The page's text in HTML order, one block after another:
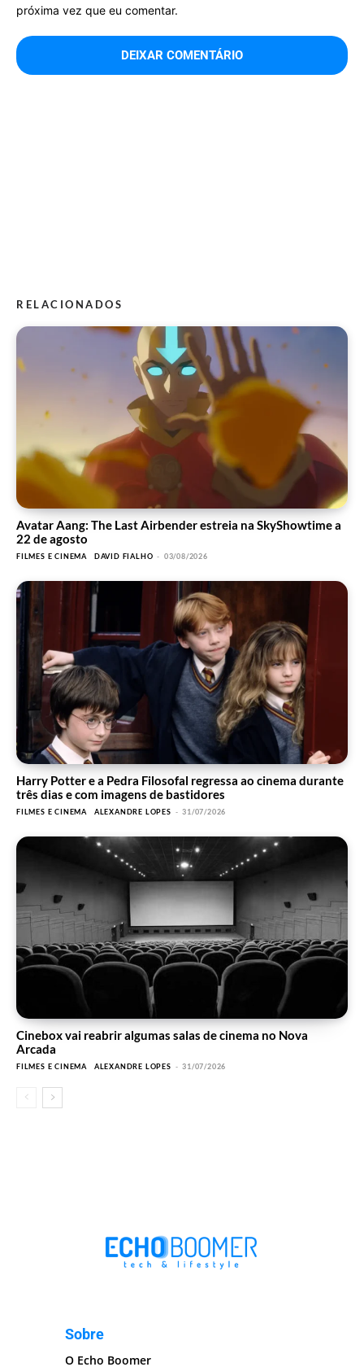
próxima vez que eu comentar.
RELACIONADOS
Avatar Aang: The Last Airbender estreia na SkyShowtime a
22 de agosto
FILMES E CINEMA DAVID FIALHO - 03/08/2026
Harry Potter e a Pedra Filosofal regressa ao cinema durante
três dias e com imagens de bastidores
FILMES E CINEMA ALEXANDRE LOPES - 31/07/2026
Cinebox vai reabrir algumas salas de cinema no Nova
Arcada
FILMES E CINEMA ALEXANDRE LOPES - 31/07/2026
Sobre
O Echo Boomer